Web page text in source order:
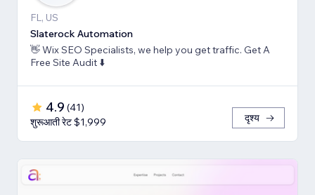
FL, US
Slaterock Automation
👋 Wix SEO Specialists, we help you get traffic. Get A
Free Site Audit ⬇️
4.9 (41)
शुरूआती रेट $1,999
दृश्य